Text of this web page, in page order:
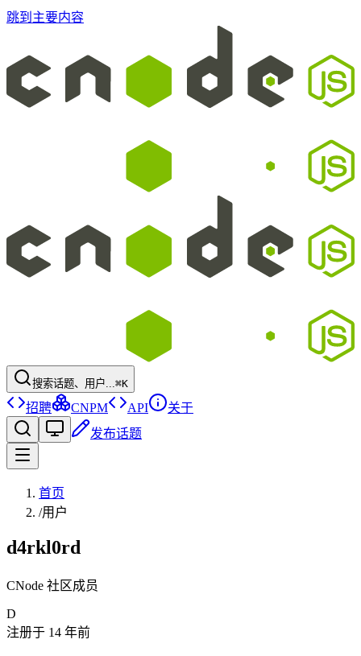
跳到主要内容
搜索话题、用户...⌘K
招聘 CNPM API
关于
发布话题
首页
/用户
d4rkl0rd
CNode 社区成员
D
注册于 14 年前